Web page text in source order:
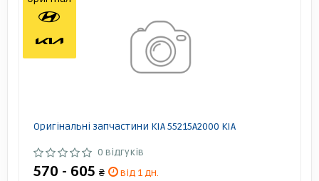
Оригінальні запчастини KIA 55215A2000 KIA
0 відгуків
570 - 605 ₴
від 1 дн.